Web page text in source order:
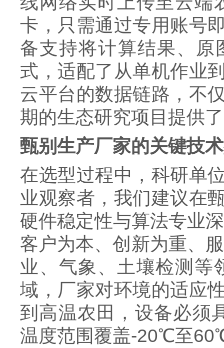
卡，只需通过专用账号
备支持将计算结果、
式，适配了从单机作业
云平台的数据链路，不
期的生态研究项目提供
甄别生产厂家的关键技
在选型过程中，科研单
业观察者，我们建议在
硬件稳定性与算法专业
客户为本、创新为重、
业、气象、土壤检测等
域，厂家对环境的适应
到高温农田，设备必须
温度范围覆盖-20℃至